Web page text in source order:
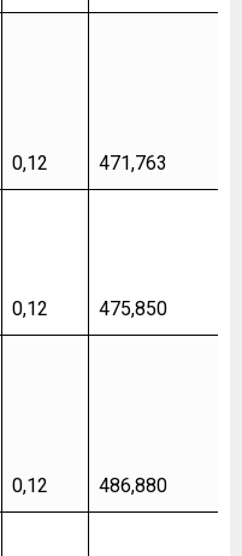
0,12 471,763
0,12 475,850
0,12 486,880